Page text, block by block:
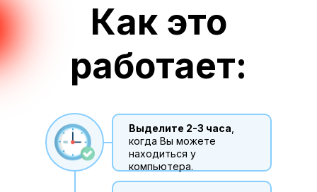
Как это
работает:
Выделите 2-3 часа
когда Вы можете
находиться у
компьютера.